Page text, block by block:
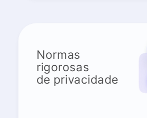
Normas
rigorosas
de privacidade